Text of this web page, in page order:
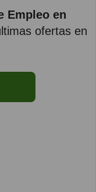
Empleo en
ofertas en